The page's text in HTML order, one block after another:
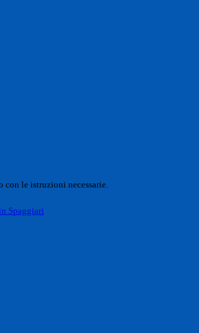
le istruzioni necessarie.
Spaggiari